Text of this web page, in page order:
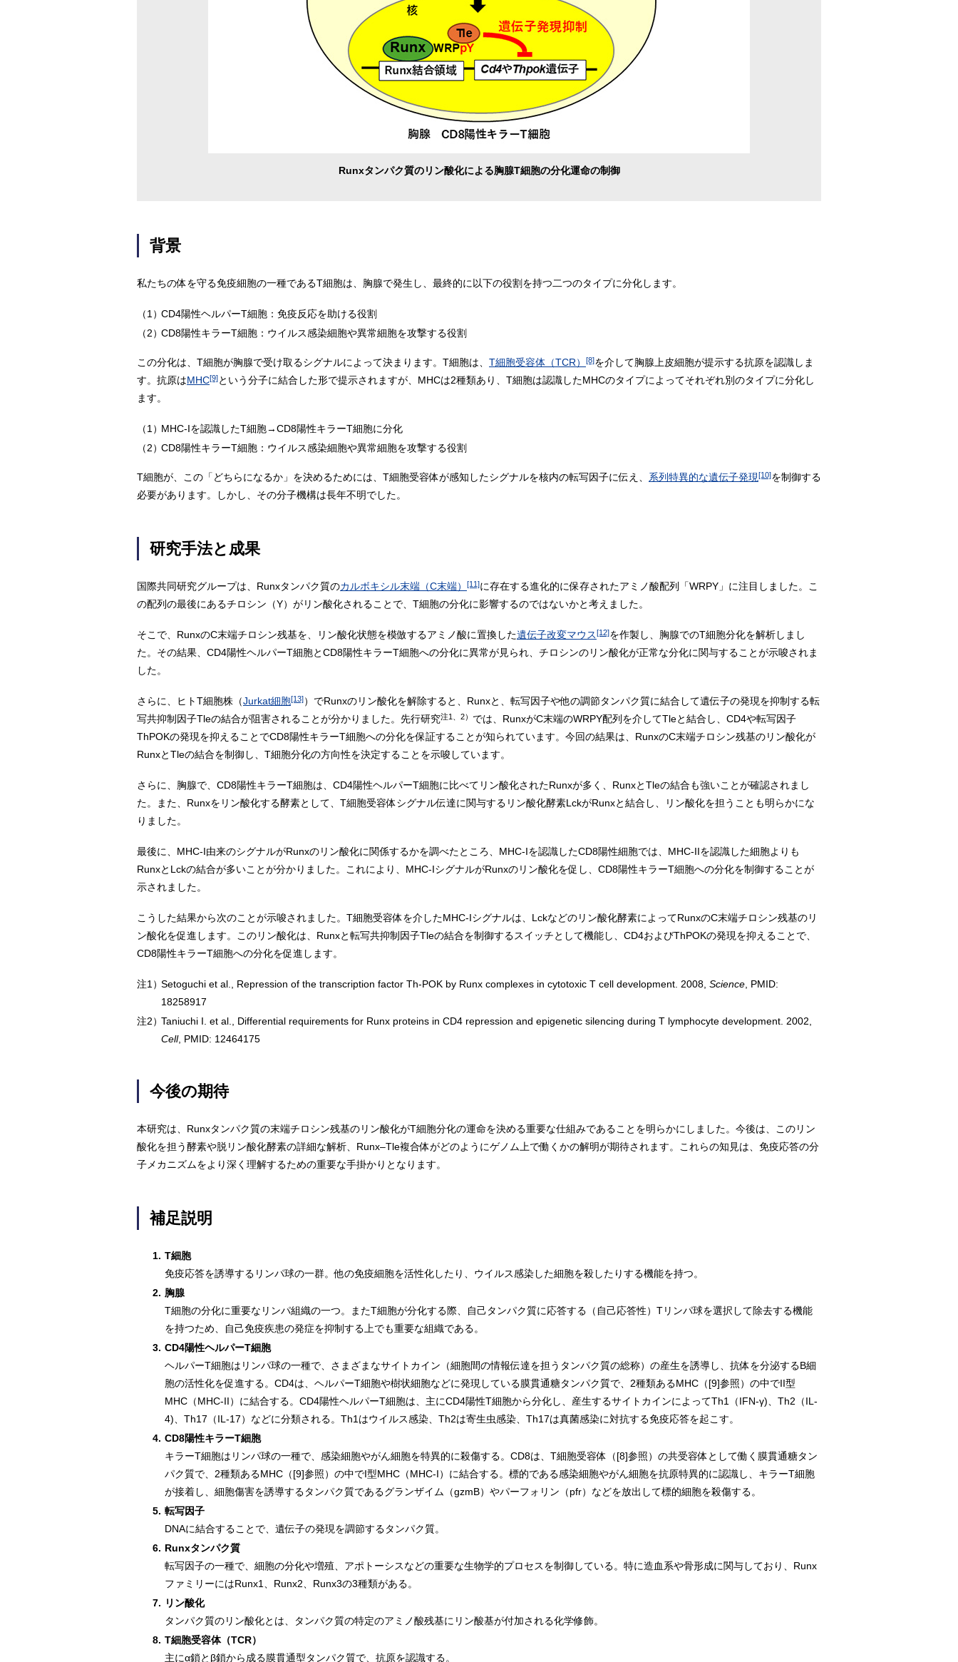
Runxタンパク質のリン酸化による胸腺T細胞の分化運命の制御
背景
私たちの体を守る免疫細胞の一種であるT細胞は、胸腺で発生し、最終的に以下の役割を持つ二つのタイプに分化します。
（1）CD4陽性ヘルパーT細胞：免疫反応を助ける役割
（2）CD8陽性キラーT細胞：ウイルス感染細胞や異常細胞を攻撃する役割
この分化は、T細胞が胸腺で受け取るシグナルによって決まります。T細胞は、 T細胞受容体（TCR） [8]を介して胸腺上皮細胞が提示する抗原を認識しま
す。抗原はMHC[9]という分子に結合した形で提示されますが、MHCは2種類あり、T細胞は認識したMHCのタイプによってそれぞれ別のタイプに分化し
ます。
（1）MHC-Iを認識したT細胞→CD8陽性キラーT細胞に分化
（2）CD8陽性キラーT細胞：ウイルス感染細胞や異常細胞を攻撃する役割
T細胞が、この「どちらになるか」を決めるためには、T細胞受容体が感知したシグナルを核内の転写因子に伝え、 系列特異的な遺伝子発現[10]を制御する
必要があります。しかし、その分子機構は長年不明でした。
研究手法と成果
国際共同研究グループは、Runxタンパク質のカルボキシル末端（C末端） [11]に存在する進化的に保存されたアミノ酸配列「WRPY」に注目しました。こ
の配列の最後にあるチロシン（Y）がリン酸化されることで、T細胞の分化に影響するのではないかと考えました。
そこで、RunxのC末端チロシン残基を、リン酸化状態を模倣するアミノ酸に置換した遺伝子改変マウス[12]を作製し、胸腺でのT細胞分化を解析しまし
た。その結果、CD4陽性ヘルパーT細胞とCD8陽性キラーT細胞への分化に異常が見られ、チロシンのリン酸化が正常な分化に関与することが示唆されま
した。
さらに、ヒトT細胞株（Jurkat細胞[13]）でRunxのリン酸化を解除すると、Runxと、転写因子や他の調節タンパク質に結合して遺伝子の発現を抑制する転
写共抑制因子Tleの結合が阻害されることが分かりました。先行研究注1、2） では、RunxがC末端のWRPY配列を介してTleと結合し、CD4や転写因子
ThPOKの発現を抑えることでCD8陽性キラーT細胞への分化を保証することが知られています。今回の結果は、RunxのC末端チロシン残基のリン酸化が
RunxとTleの結合を制御し、T細胞分化の方向性を決定することを示唆しています。
さらに、胸腺で、CD8陽性キラーT細胞は、CD4陽性ヘルパーT細胞に比べてリン酸化されたRunxが多く、RunxとTleの結合も強いことが確認されまし
た。また、Runxをリン酸化する酵素として、T細胞受容体シグナル伝達に関与するリン酸化酵素LckがRunxと結合し、リン酸化を担うことも明らかにな
りました。
最後に、MHC-I由来のシグナルがRunxのリン酸化に関係するかを調べたところ、MHC-Iを認識したCD8陽性細胞では、MHC-IIを認識した細胞よりも
RunxとLckの結合が多いことが分かりました。これにより、MHC-IシグナルがRunxのリン酸化を促し、CD8陽性キラーT細胞への分化を制御することが
示されました。
こうした結果から次のことが示唆されました。T細胞受容体を介したMHC-Iシグナルは、Lckなどのリン酸化酵素によってRunxのC末端チロシン残基のリ
ン酸化を促進します。このリン酸化は、Runxと転写共抑制因子Tleの結合を制御するスイッチとして機能し、CD4およびThPOKの発現を抑えることで、
CD8陽性キラーT細胞への分化を促進します。
注1）Setoguchi et al., Repression of the transcription factor Th-POK by Runx complexes in cytotoxic T cell development. 2008, Science, PMID:
18258917
注2）Taniuchi I. et al., Differential requirements for Runx proteins in CD4 repression and epigenetic silencing during T lymphocyte development. 2002,
Cell, PMID: 12464175
今後の期待
本研究は、Runxタンパク質の末端チロシン残基のリン酸化がT細胞分化の運命を決める重要な仕組みであることを明らかにしました。今後は、このリン
酸化を担う酵素や脱リン酸化酵素の詳細な解析、Runx–Tle複合体がどのようにゲノム上で働くかの解明が期待されます。これらの知見は、免疫応答の分
子メカニズムをより深く理解するための重要な手掛かりとなります。
補足説明
1. T細胞
免疫応答を誘導するリンパ球の一群。他の免疫細胞を活性化したり、ウイルス感染した細胞を殺したりする機能を持つ。
2. 胸腺
T細胞の分化に重要なリンパ組織の一つ。またT細胞が分化する際、自己タンパク質に応答する（自己応答性）Tリンパ球を選択して除去する機能
を持つため、自己免疫疾患の発症を抑制する上でも重要な組織である。
3. CD4陽性ヘルパーT細胞
ヘルパーT細胞はリンパ球の一種で、さまざまなサイトカイン（細胞間の情報伝達を担うタンパク質の総称）の産生を誘導し、抗体を分泌するB細
胞の活性化を促進する。CD4は、ヘルパーT細胞や樹状細胞などに発現している膜貫通糖タンパク質で、2種類あるMHC（[9]参照）の中でII型
MHC（MHC-II）に結合する。CD4陽性ヘルパーT細胞は、主にCD4陽性T細胞から分化し、産生するサイトカインによってTh1（IFN-γ)、Th2（IL-
4)、Th17（IL-17）などに分類される。Th1はウイルス感染、Th2は寄生虫感染、Th17は真菌感染に対抗する免疫応答を起こす。
4. CD8陽性キラーT細胞
キラーT細胞はリンパ球の一種で、感染細胞やがん細胞を特異的に殺傷する。CD8は、T細胞受容体（[8]参照）の共受容体として働く膜貫通糖タン
パク質で、2種類あるMHC（[9]参照）の中でI型MHC（MHC-I）に結合する。標的である感染細胞やがん細胞を抗原特異的に認識し、キラーT細胞
が接着し、細胞傷害を誘導するタンパク質であるグランザイム（gzmB）やパーフォリン（pfr）などを放出して標的細胞を殺傷する。
5. 転写因子
DNAに結合することで、遺伝子の発現を調節するタンパク質。
6. Runxタンパク質
転写因子の一種で、細胞の分化や増殖、アポトーシスなどの重要な生物学的プロセスを制御している。特に造血系や骨形成に関与しており、Runx
ファミリーにはRunx1、Runx2、Runx3の3種類がある。
7. リン酸化
タンパク質のリン酸化とは、タンパク質の特定のアミノ酸残基にリン酸基が付加される化学修飾。
8. T細胞受容体（TCR）
主にα鎖とβ鎖から成る膜貫通型タンパク質で、抗原を認識する。